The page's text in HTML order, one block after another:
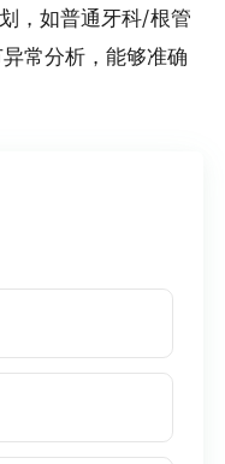
，如普通牙科/根管
常分析，能够准确